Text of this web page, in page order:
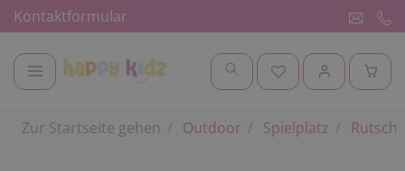
Kontaktformular
Zur Startseite gehen Outdoor Spielplatz